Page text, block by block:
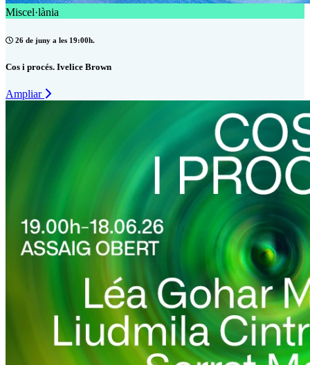
Miscel·lània
26 de juny a les 19:00h.
Cos i procés. Ivelice Brown
Ampliar